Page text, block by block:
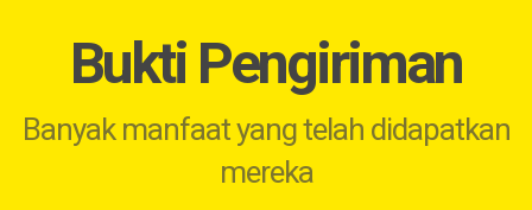
Bukti Pengiriman
Banyak manfaat yang telah didapatkan
mereka